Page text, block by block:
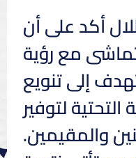
أكد على أن
مع رؤية
التي تهدف إلى تنويع
التحتية لتوفير
والمقيمين.